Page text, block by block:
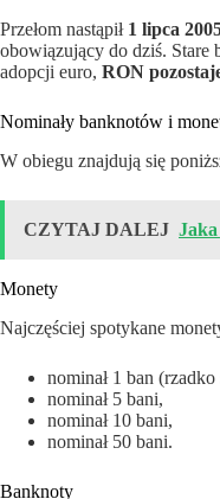
Przełom nastąpił 1 lipca
obowiązujący do dziś. Stare
adopcji euro, RON
Nominały banknotów i
W obiegu znajdują się
CZYTAJ DALEJ
Monety
Najczęściej spotykane
nominał 1 ban
nominał 5 bani,
nominał 10 bani,
nominał 50 bani.
Banknoty